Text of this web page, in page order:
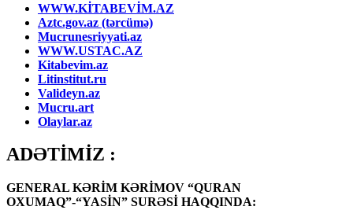
WWW.KİTABEVİM.AZ
Aztc.gov.az (tərcümə)
Mucrunesriyyati.az
WWW.USTAC.AZ
Kitabevim.az
Litinstitut.ru
Valideyn.az
Mucru.art
Olaylar.az
ADƏTİMİZ :
GENERAL KƏRİM KƏRİMOV “QURAN
OXUMAQ”-“YASİN” SURƏSİ HAQQINDA: